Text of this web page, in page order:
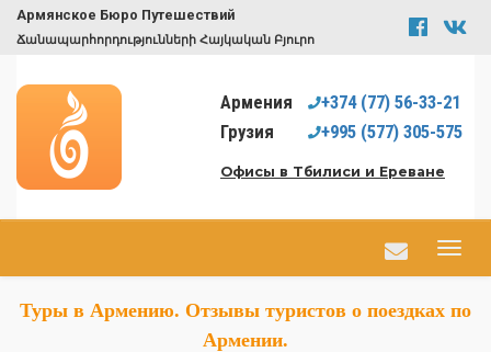
Армянское Бюро Путешествий
Ճանապարհորդությունների Հայկական Բյուրո
Армения +374 (77) 56-33-21
Грузия
+995 (577) 305-575
Офисы в Тбилиси и Ереване
Туры в Армению. Отзывы туристов о поездках по
Армении.